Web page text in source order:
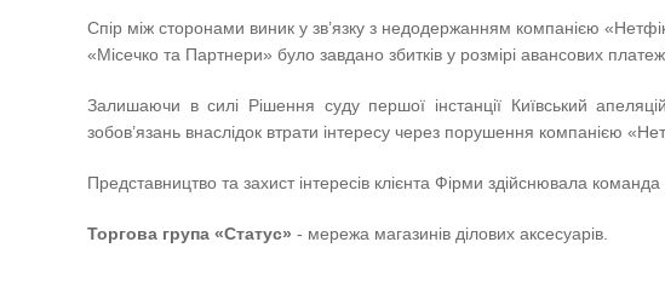
Спір між сторонами виник у зв’язку з недодержанням компанією
«Місечко та Партнери» було завдано збитків у розмірі авансових
Залишаючи в силі Рішення суду першої інстанції Київський
зобов’язань внаслідок втрати інтересу через порушення компанією
Представництво та захист інтересів клієнта Фірми здійснювала
Торгова група «Статус» - мережа магазинів ділових аксесуарів.